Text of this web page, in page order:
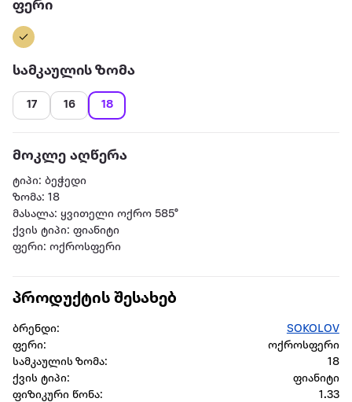
ფერი
სამკაულის ზომა
17 16 18
მოკლე აღწერა
ტიპი: ბეჭედი
ზომა: 18
მასალა: ყვითელი ოქრო 585°
ქვის ტიპი: ფიანიტი
ფერი: ოქროსფერი
პროდუქტის შესახებ
ბრენდი:
SOKOLOV
ფერი:
ოქროსფერი
სამკაულის ზომა:
18
ქვის ტიპი:
ფიანიტი
ფიზიკური წონა:
1.33